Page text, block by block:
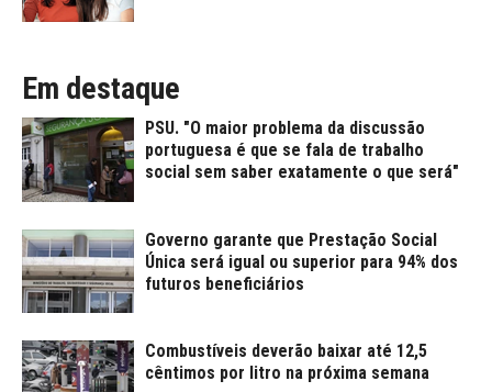
Em destaque
PSU. "O maior problema da discussão
portuguesa é que se fala de trabalho
social sem saber exatamente o que será"
Governo garante que Prestação Social
Única será igual ou superior para 94% dos
futuros beneficiários
Combustíveis deverão baixar até 12,5
cêntimos por litro na próxima semana